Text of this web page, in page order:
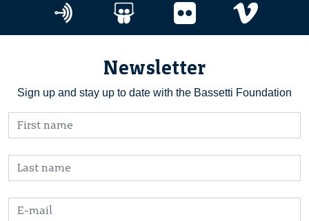
Newsletter
Sign up and stay up to date with the Bassetti Foundation